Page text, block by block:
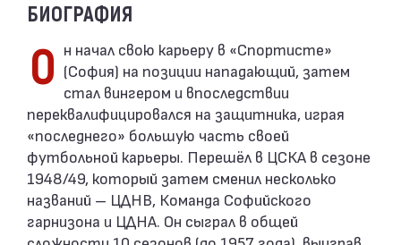
БИОГРАФИЯ
Он начал свою карьеру в «Спортисте» (София) на позиции нападающий, затем
стал вингером и впоследствии
переквалифицировался на защитника, играя
«последнего» большую часть своей
футбольной карьеры. Перешёл в ЦСКА в сезоне
1948/49, который затем сменил несколько
названий – ЦДНВ, Команда Софийского
гарнизона и ЦДНА. Он сыграл в общей